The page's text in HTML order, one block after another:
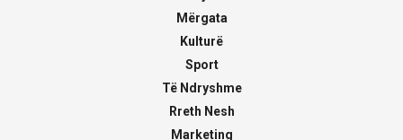
Mërgata
Kulturë
Sport
Të Ndryshme
Rreth Nesh
Marketing